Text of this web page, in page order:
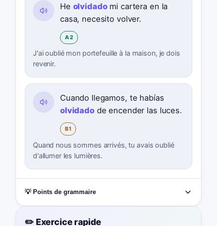
He olvidadomi cartera en la
casa, necesito volver.
A2
J'ai oublié mon portefeuille à la maison, je dois
revenir.
Cuando llegamos, te habías
olvidadode encender las luces.
B1
Quand nous sommes arrivés, tu avais oublié
d'allumer les lumières.
💡 Points de grammaire
✏️ Exercice rapide